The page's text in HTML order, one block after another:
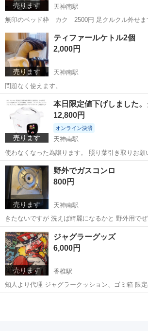
売ります 天神南駅
無印のベッド枠 カク 2500円 足クルクル外せます。 セミダ
個あります。
福岡 福岡市 ベッド 無印
売ります
ティファールケトル2個
2,000円
天神南駅
問題なく使えます。
福岡 福岡市 天神南駅 その他 ティ
売ります
本日限定値下げしました
12,800円
オンライン決済
天神南駅
使わなくなった為譲ります。 照り葉引き取りお願
福岡 福岡市 天神南駅
売ります
野外でガスコンロ
800円
天神南駅
きたないですが 洗えば綺麗になるかと 野
福岡 福岡市 天神南駅 調理器具
売ります
ジャグラーグッズ
6,000円
香椎駅
知人より代理 ジャグラークッション、ゴミ箱 限定品 照葉にて受
り可能な方